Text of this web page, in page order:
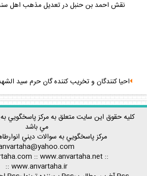
نقش احمد بن حنبل در تعديل مذهب اهل
احيا كنندگان و تخريب كننده گان حرم سيد
كليه حقوق اين سايت متعلق به مركز پاسخگويي به
مي باشد
مركز پاسخگويي به سوالات ديني
:: www.anvartaha.net::
www.anvartaha.ir
::